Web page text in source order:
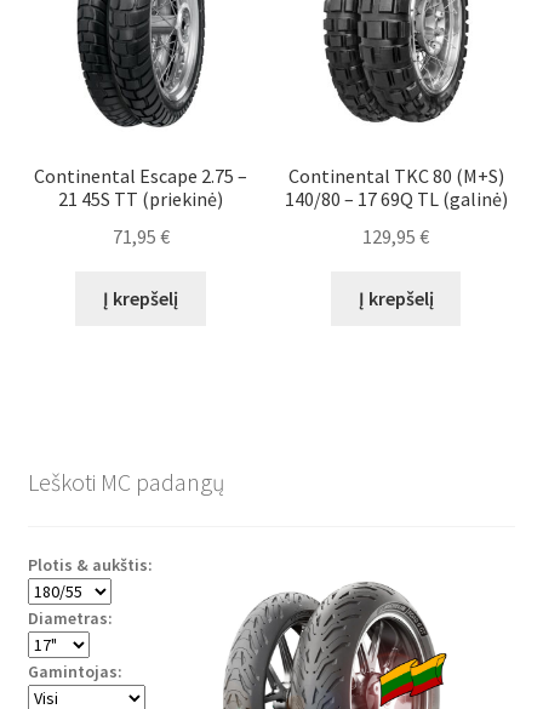
Continental Escape 2.75 –
21 45S TT (priekinė)
71,95 €
Į krepšelį
Continental TKC 80 (M+S)
140/80 – 17 69Q TL (galinė)
129,95€
Į krepšelį
Leškoti MC padangų
Plotis & aukštis:
Diametras:
Gamintojas: